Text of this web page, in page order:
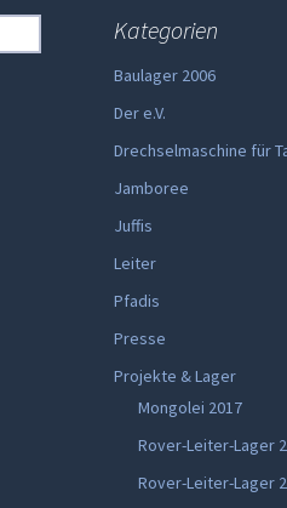
Kategorien
Baulager 2006
Der e.V.
Drechselmaschine für
Jamboree
Juffis
Leiter
Pfadis
Presse
Projekte & Lager
Mongolei 2017
Rover-Leiter-Lager
Rover-Leiter-Lager